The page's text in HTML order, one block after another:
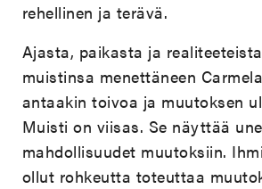
rehellinen ja terävä.
Ajasta, paikasta ja
muistinsa menettäneen
antaakin toivoa ja muutoksen
Muisti on viisas. Se näyttää
mahdollisuudet muutoksiin.
ollut rohkeutta toteuttaa